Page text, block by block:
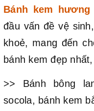
Bánh kem
đầu vấn đề vệ
khoẻ, mang đến
bánh kem đẹp nhất,
>> Bánh bông
socola, bánh kem